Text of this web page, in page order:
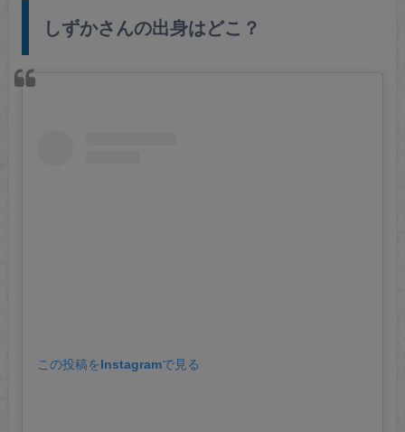
しずかさんの出身はどこ？
この投稿をInstagramで見る